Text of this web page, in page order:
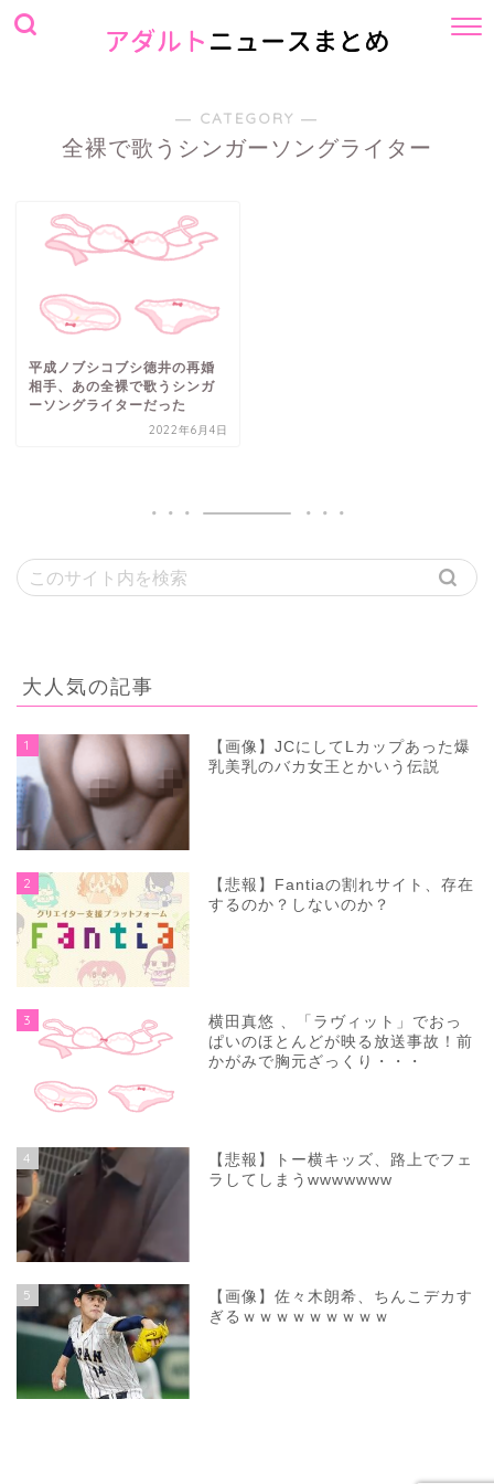
― CATEGORY ―
全裸で歌うシンガーソングライター
平成ノブシコブシ徳井の再婚
相手、あの全裸で歌うシンガ
ーソングライターだった
2022年6月4日
大人気の記事
1
【画像】JCにしてLカップあった爆
乳美乳のバカ女王とかいう伝説
2
【悲報】Fantiaの割れサイト、存在
するのか？しないのか？
3
横田真悠 、「ラヴィット」でおっ
ぱいのほとんどが映る放送事故！前
かがみで胸元ざっくり・・・
4
【悲報】トー横キッズ、路上でフェ
ラしてしまうwwwwwww
5
【画像】佐々木朗希、ちんこデカす
ぎるｗｗｗｗｗｗｗｗｗ